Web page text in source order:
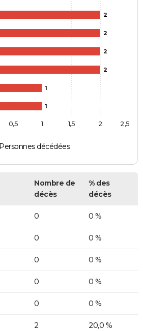
2
2
2
2
1
1
Personnes décédées
0,5 1 1,5 2 2,5
Nombre de
décès
% des
décès
0 0 %
0 0 %
0 0 %
0 0 %
0 0 %
2 20,0 %